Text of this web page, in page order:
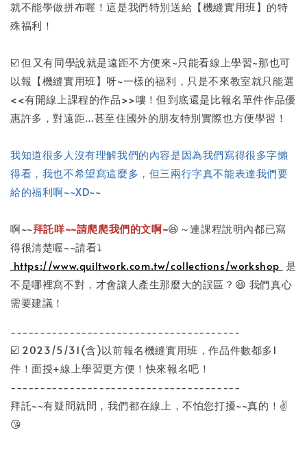
就不能學做拼布喔！這是我們特別送給【機縫實用班】的特
殊福利！
☑️ 但又有同學說就是遠距不方便來~只能看線上學習~那也可
以報【機縫實用班】呀~一樣的福利，只是不來教室就只能選
<<有開線上課程的作品>>嘍！但到底還是比報名單件作品優
惠許多，對遠距…甚至住國外的朋友特別實際也方便學習！
我知道很多人沒有理解我們的內容是因為我們寫得很多字懶
得看，我也不希望寫這麼多，但三兩行字真不能表達我們要
給的福利啊~~XD~~
啊~~拜託咩~~請爬爬我們的文啊~😆～連課程說明內都已寫
得很清楚喔~~請看⤵️
https://www.quiltwork.com.tw/collections/workshop 是
不是哪裡寫不對，才會讓人產生那麼大的誤區？😆 我們真心
需要建議！
---------------------------------------
☑️ 2023/5/31(含)以前報名機縫實用班，作品件數都多1
件！面授+線上學習更方便！快來報名吧！
---------------------------------------
拜託~~有疑問就問，我們都在線上，不怕您打擾~~真的！✌️
😘